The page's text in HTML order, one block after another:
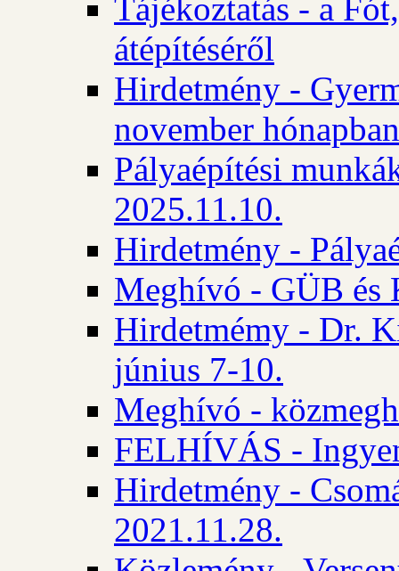
Tájékoztatás - a
átépítéséről
Hirdetmény -
november hónapban
Pályaépítési
2025.11.10.
Hirdetmény -
Meghívó - GÜB és
Hirdetmémy - Dr.
június 7-10.
Meghívó -
FELHÍVÁS -
Hirdetmény -
2021.11.28.